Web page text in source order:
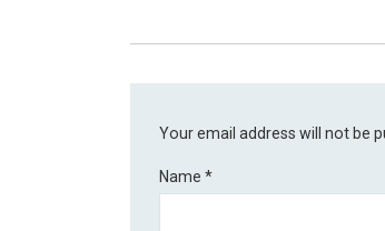
Your email address will not be
Name*